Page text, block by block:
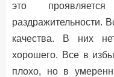
это
раздражительности.
качества. В них
хорошего. Все в
плохо, но в